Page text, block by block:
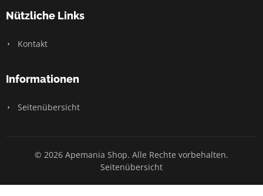
Nützliche Links
Kontakt
Informationen
Seitenübersicht
© 2026 Apemania Shop. Alle Rechte vorbehalten.
Seitenübersicht